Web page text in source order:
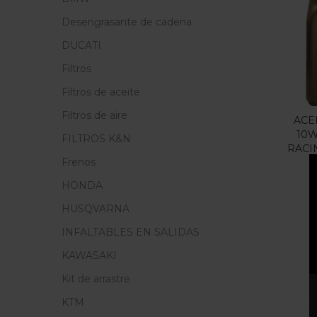
Precio:
Desengrasante de cadena
DUCATI
Filtros
Filtros de aceite
Filtros de aire
FILTROS K&N
Frenos
HONDA
HUSQVARNA
INFALTABLES EN SALIDAS
KAWASAKI
Kit de arrastre
KTM